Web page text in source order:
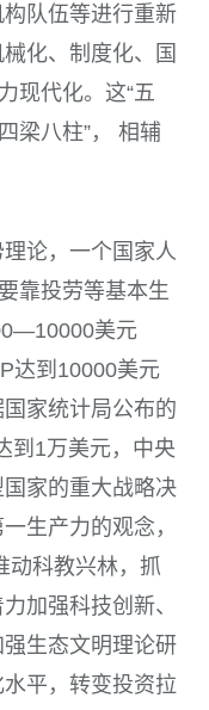
队伍等进行重新
化、制度化、国
现代化。这“五
梁八柱”， 相辅
论，一个国家人
靠投劳等基本生
—10000美元
达到 10000美元
家统计局公布的
到 1万美元，中央
家的重大战略决
生产力的观念，
动科教兴林，抓
加强科技创新、
生态文明理论研
平，转变投资拉